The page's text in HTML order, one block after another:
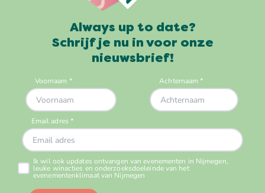
Always up to date?
Schrijf je nu in voor onze
nieuwsbrief!